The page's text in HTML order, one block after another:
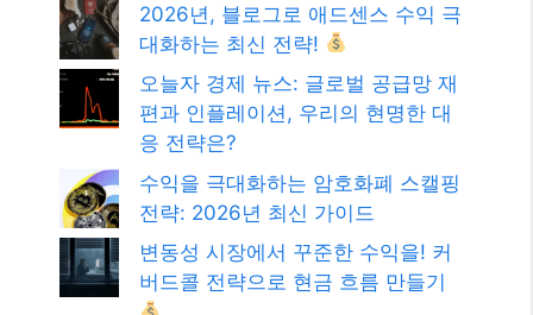
2026년, 블로그로 애드센스 수익 극
대화하는 최신 전략!
오늘자 경제 뉴스: 글로벌 공급망 재
편과 인플레이션, 우리의 현명한 대
응 전략은?
수익을 극대화하는 암호화폐 스캘핑
전략: 2026년 최신 가이드
변동성 시장에서 꾸준한 수익을! 커
버드콜 전략으로 현금 흐름 만들기